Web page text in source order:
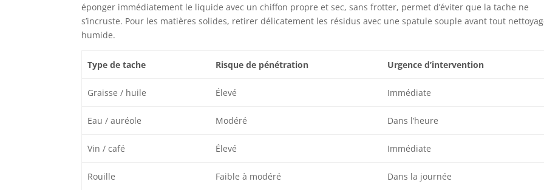
éponger immédiatement le liquide avec un chiffon propre et sec, sans frotter, permet d’éviter que la tache ne
s’incruste. Pour les matières solides, retirer délicatement les résidus avec une spatule souple avant tout
humide.
Type de tache Risque de pénétration Urgence d’intervention
Graisse / huile Élevé Immédiate
Eau / auréole Modéré Dans l’heure
Vin / café Élevé Immédiate
Rouille Faible à modéré Dans la journée